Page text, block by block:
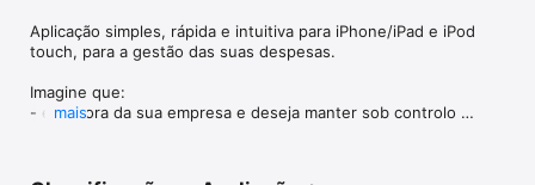
Aplicação simples, rápida e intuitiva para iPhone/iPad e iPod
touch, para a gestão das suas despesas.
Imagine que:
- está fora da sua empresa e deseja manter sob controlo
mais